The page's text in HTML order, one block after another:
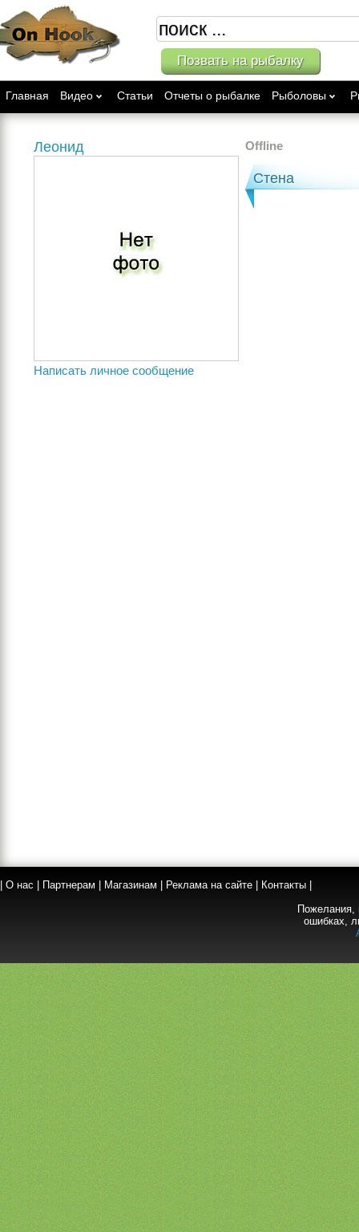
Позвать на рыбалку
Главная Видео Статьи Отчеты о рыбалке Рыболовы
Леонид
Написать личное сообщение
Offline
Стена
О нас Партнерам Магазинам Реклама на сайте Контакты
Пожелания,
ошибках,